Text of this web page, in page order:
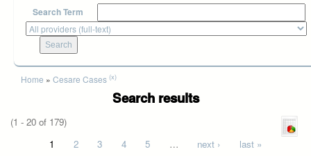
Search Term
You are here
Home » Cesare Cases (x)
Search results
(1 - 20 of 179)
1 2 3 4 5 … next ›
last »